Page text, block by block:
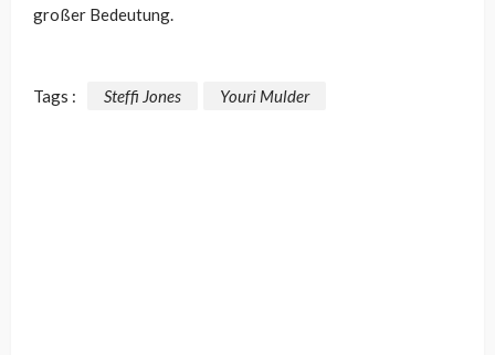
großer Bedeutung.
Tags : Steffi Jones Youri Mulder